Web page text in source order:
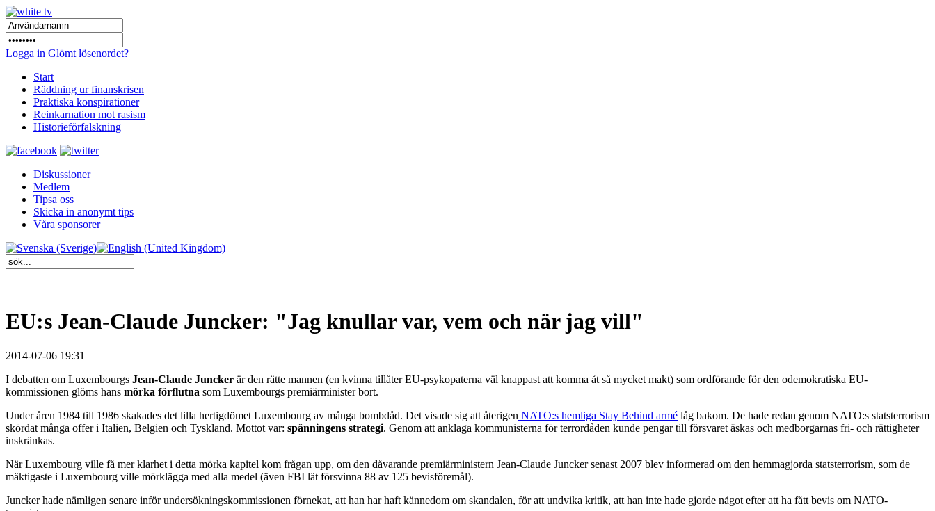
Logga in Glömt lösenordet?
Start
Räddning ur finanskrisen
Praktiska konspirationer
Reinkarnation mot rasism
Historieförfalskning
Diskussioner
Medlem
Tipsa oss
Skicka in anonymt tips
Våra sponsorer
EU:s Jean-Claude Juncker: "Jag knullar var, vem och när jag vill"
2014-07-06 19:31
I debatten om Luxembourgs Jean-Claude Juncker är den rätte mannen (en kvinna tillåter EU-psykopaterna väl knappast att komma åt så mycket makt) som ordförande för den odemokratiska EU-
kommissionen glöms hans mörka förflutna som Luxembourgs premiärminister bort.
Under åren 1984 till 1986 skakades det lilla hertigdömet Luxembourg av många bombdåd. Det visade sig att återigen NATO:s hemliga Stay Behind armé låg bakom. De hade redan genom NATO:s statsterrorism
skördat många offer i Italien, Belgien och Tyskland. Mottot var: spänningens strategi. Genom att anklaga kommunisterna för terrordåden kunde pengar till försvaret äskas och medborgarnas fri- och rättigheter
inskränkas.
När Luxembourg ville få mer klarhet i detta mörka kapitel kom frågan upp, om den dåvarande premiärministern Jean-Claude Juncker senast 2007 blev informerad om den hemmagjorda statsterrorism, som de
mäktigaste i Luxembourg ville mörklägga med alla medel (även FBI lät försvinna 88 av 125 bevisföremål).
Juncker hade nämligen senare inför undersökningskommissionen förnekat, att han har haft kännedom om skandalen, för att undvika kritik, att han inte hade gjorde något efter att ha fått bevis om NATO-